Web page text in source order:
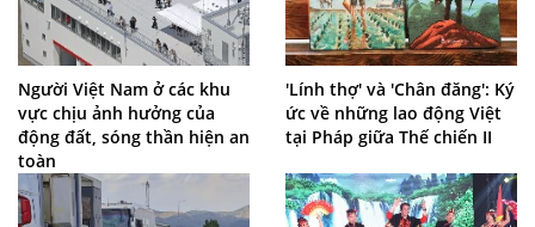
Người Việt Nam ở các khu
vực chịu ảnh hưởng của
động đất, sóng thần hiện an
toàn
'Lính thợ' và 'Chân đăng': Ký
ức về những lao động Việt
tại Pháp giữa Thế chiến II